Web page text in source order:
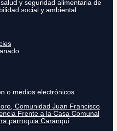
y seguridad alimentaria de
social y ambiental.
o medios electrónicos
Comunidad Juan Francisco
Frente a la Casa Comunal
parroquia Caranqui